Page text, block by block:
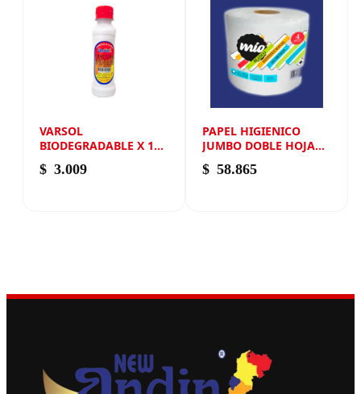
VARSOL
BIODEGRADABLE X 150
ML NEW ANDIN
$ 3.009
PAPEL HIGIENICO
JUMBO DOBLE HOJA
(250 METROS) X 4
$ 58.865